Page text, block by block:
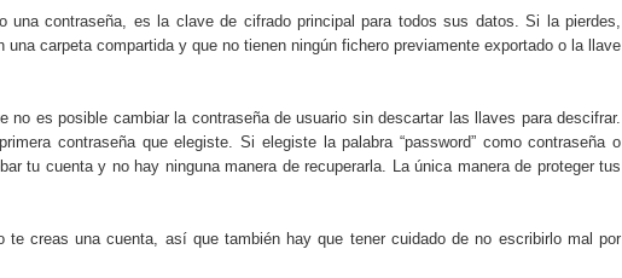
una contraseña, es la clave de cifrado principal para todos sus datos. Si la pierdes,
carpeta compartida y que no tienen ningún fichero previamente exportado o la llave
no es posible cambiar la contraseña de usuario sin descartar las llaves para descifrar.
contraseña que elegiste. Si elegiste la palabra “password” como contraseña o
tu cuenta y no hay ninguna manera de recuperarla. La única manera de proteger tus
te creas una cuenta, así que también hay que tener cuidado de no escribirlo mal por